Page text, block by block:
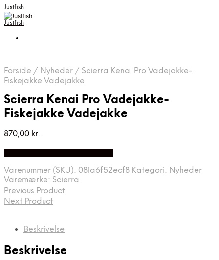
Justfish
Justfish
Forside / Nyheder / Scierra Kenai Pro Vadejakke-
Fiskejakke Vadejakke
Scierra Kenai Pro Vadejakke-
Fiskejakke Vadejakke
870,00 kr.
Varenummer (SKU): 081a6f52ecf8 Kategori: Nyheder
Varemærke: Scierra
Previous Product
Next Product
Beskrivelse
Beskrivelse